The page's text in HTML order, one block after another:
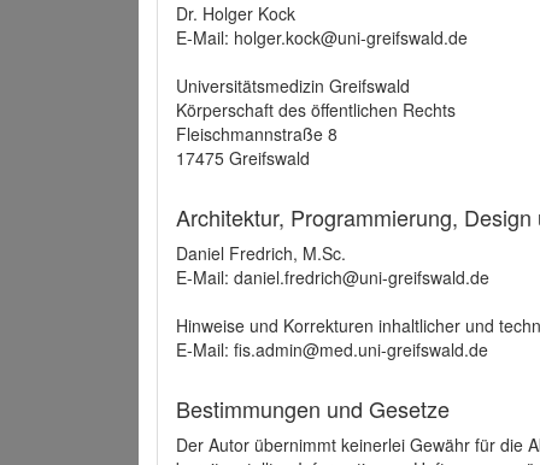
Dr. Holger Kock
E-Mail: holger.kock@uni-greifswald.de
Universitätsmedizin Greifswald
Körperschaft des öffentlichen Rechts
Fleischmannstraße 8
17475 Greifswald
Architektur, Programmierung,
Daniel Fredrich, M.Sc.
E-Mail: daniel.fredrich@uni-greifswald.de
Hinweise und Korrekturen inhaltlicher und
E-Mail: fis.admin@med.uni-greifswald.de
Bestimmungen und Gesetze
Der Autor übernimmt keinerlei Gewähr für die